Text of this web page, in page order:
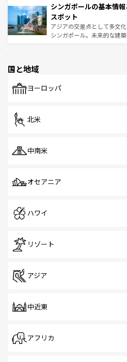
参照してほしい。
激する。気候は一年中温暖
が待っている。親しみやす
た文化、そして多様な観光
ける。 なお、新着のタイ情
み、どこを訪れても感動す
ており、効率よく見どころ
うな絶景から文化的な体験
そう。 なお、新着の香港情
シンガポールの基本情
スポット
アジアの交差点として多文
シンガポール。未来的な建
で、ホーカーズは地元の風
国と地域
ヨーロッパ
北米
中南米
オセアニア
ハワイ
リゾート
アジア
中近東
アフリカ